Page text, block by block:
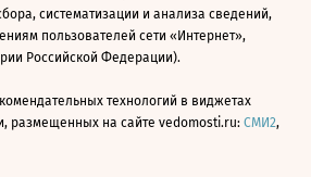
систематизации и анализа сведений,
пользователей сети «Интернет»,
Российской Федерации).
технологий в виджетах
размещенных на сайте vedomosti.ru: СМИ2,